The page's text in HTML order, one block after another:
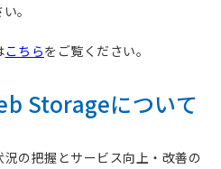
。
こちらをご覧ください。
Storageについて
の把握とサービス向上・改善の